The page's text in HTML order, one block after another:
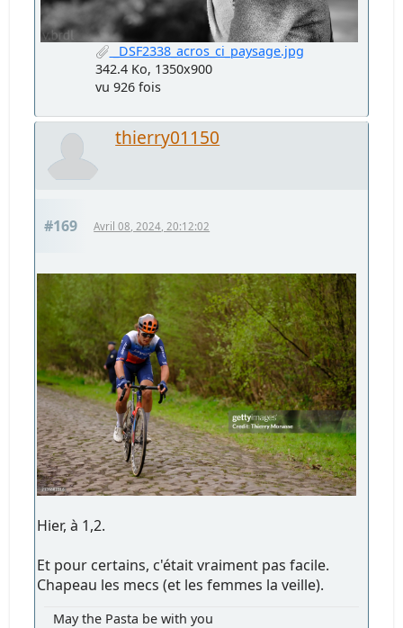
_DSF2338_acros_ci_paysage.jpg
342.4 Ko, 1350x900
vu 926 fois
thierry01150
#169 Avril 08, 2024, 20:12:02
Hier, à 1,2.
Et pour certains, c'était vraiment pas facile.
Chapeau les mecs (et les femmes la veille).
May the Pasta be with you